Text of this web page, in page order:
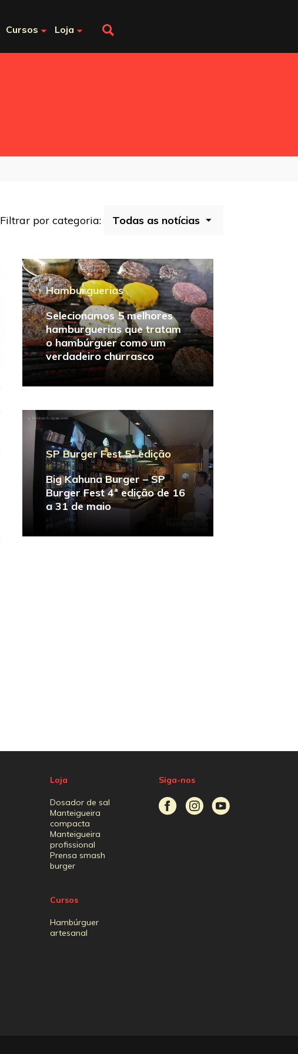
Cursos Loja
Filtrar por categoria:
Hamburguerias
Selecionamos 5 melhores
hamburguerias que tratam
o hambúrguer como um
verdadeiro churrasco
SP Burger Fest 5ª edição
Big Kahuna Burger – SP
Burger Fest 4ª edição de 16
a 31 de maio
Loja
Dosador de sal
Manteigueira
compacta
Manteigueira
profissional
Prensa smash
burger
Cursos
Hambúrguer
artesanal
Siga-nos